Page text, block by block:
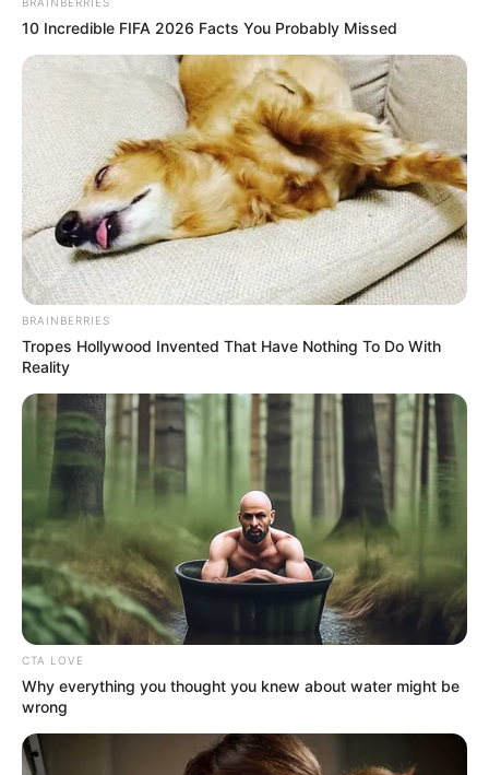
10 Incredible FIFA 2026 Facts You Probably Missed
BRAINBERRIES
Tropes Hollywood Invented That Have Nothing To Do With
Reality
CTA LOVE
Why everything you thought you knew about water might be
wrong